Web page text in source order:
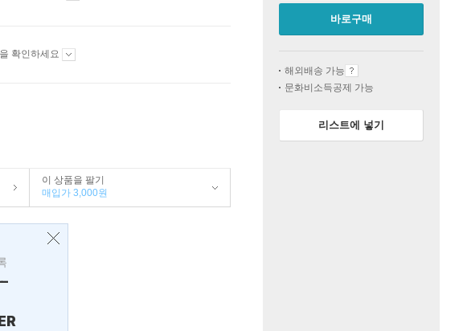
확인하세요
이 상품을 팔기
매입가 3,000원
바로구매
해외배송 가능
문화비소득공제 가능
리스트에 넣기